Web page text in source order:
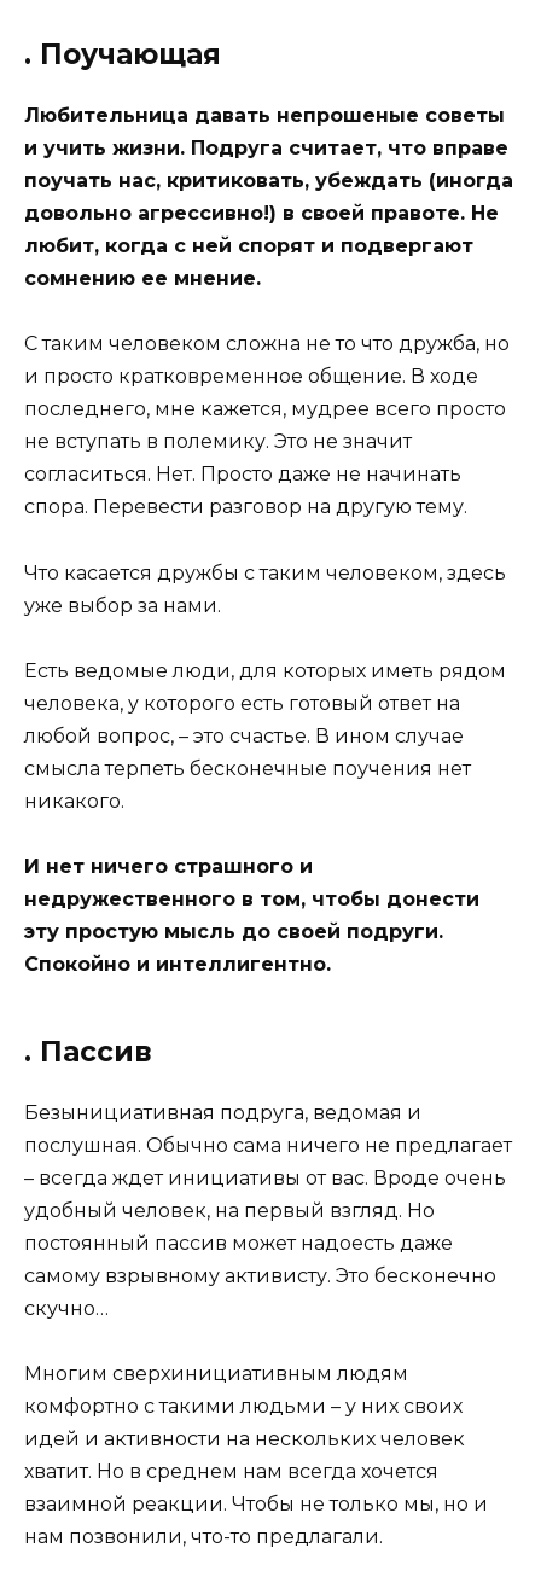
. Поучающая
Любительница давать непрошеные советы
и учить жизни. Подруга считает, что вправе
поучать нас, критиковать, убеждать (иногда
довольно агрессивно!) в своей правоте. Не
любит, когда с ней спорят и подвергают
сомнению ее мнение.
С таким человеком сложна не то что дружба, но
и просто кратковременное общение. В ходе
последнего, мне кажется, мудрее всего просто
не вступать в полемику. Это не значит
согласиться. Нет. Просто даже не начинать
спора. Перевести разговор на другую тему.
Что касается дружбы с таким человеком, здесь
уже выбор за нами.
Есть ведомые люди, для которых иметь рядом
человека, у которого есть готовый ответ на
любой вопрос, – это счастье. В ином случае
смысла терпеть бесконечные поучения нет
никакого.
И нет ничего страшного и
недружественного в том, чтобы донести
эту простую мысль до своей подруги.
Спокойно и интеллигентно.
. Пассив
Безынициативная подруга, ведомая и
послушная. Обычно сама ничего не предлагает
– всегда ждет инициативы от вас. Вроде очень
удобный человек, на первый взгляд. Но
постоянный пассив может надоесть даже
самому взрывному активисту. Это бесконечно
скучно…
Многим сверхинициативным людям
комфортно с такими людьми – у них своих
идей и активности на нескольких человек
хватит. Но в среднем нам всегда хочется
взаимной реакции. Чтобы не только мы, но и
нам позвонили, что-то предлагали.